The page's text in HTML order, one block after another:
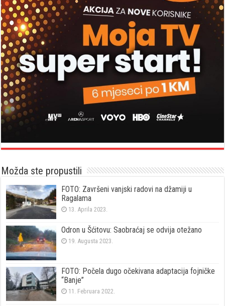
Možda ste propustili
FOTO: Završeni vanjski radovi na džamiji u
Ragalama
13. Aprila 2023.
Odron u Šćitovu: Saobraćaj se odvija otežano
19. Augusta 2023.
FOTO: Počela dugo očekivana adaptacija fojničke
“Banje”
11. Februara 2022.